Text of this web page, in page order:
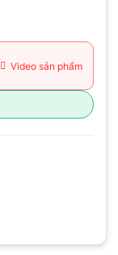
Video sản phẩm